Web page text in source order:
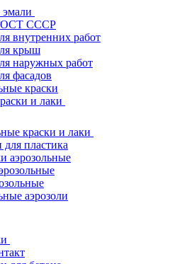
СССР
внутренних работ
крыш
наружных работ
фасадов
краски
и лаки
краски и лаки
для пластика
аэрозольные
аэрозоли